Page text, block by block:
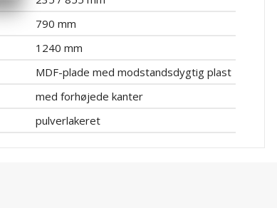
790 mm
1240 mm
MDF-plade med modstandsdygtig plast
med forhøjede kanter
pulverlakeret